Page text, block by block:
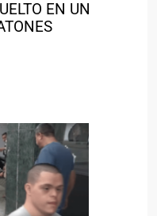
EN UN